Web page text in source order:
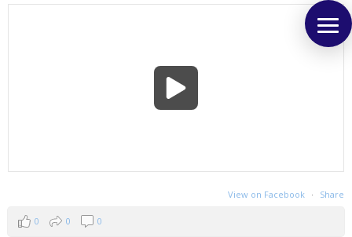
View on Facebook · Share
0 0 0